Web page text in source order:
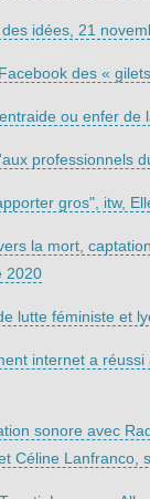
idées, 21
des «
ou enfer
professionnels
gros", itw,
la mort,
2020
lutte féministe et
internet a
sonore avec
Céline Lanfranco,